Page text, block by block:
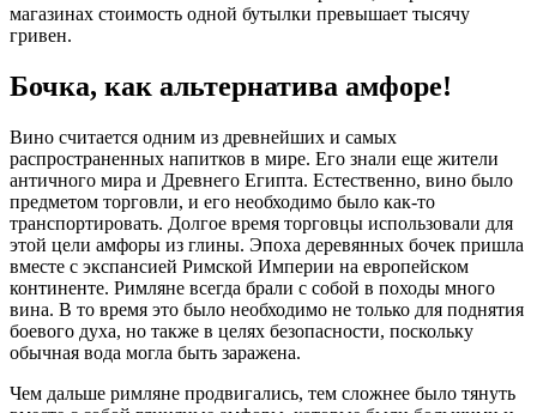
магазинах стоимость одной бутылки превышает тысячу
гривен.
Бочка, как альтернатива амфоре!
Вино считается одним из древнейших и самых
распространенных напитков в мире. Его знали еще жители
античного мира и Древнего Египта. Естественно, вино было
предметом торговли, и его необходимо было как-то
транспортировать. Долгое время торговцы использовали для
этой цели амфоры из глины. Эпоха деревянных бочек пришла
вместе с экспансией Римской Империи на европейском
континенте. Римляне всегда брали с собой в походы много
вина. В то время это было необходимо не только для поднятия
боевого духа, но также в целях безопасности, поскольку
обычная вода могла быть заражена.
Чем дальше римляне продвигались, тем сложнее было тянуть